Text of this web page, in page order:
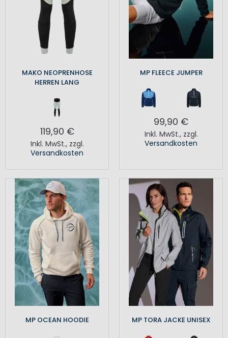
MAKO NEOPRENHOSE
HERREN LANG
119,90 €
Inkl. MwSt., zzgl.
Versandkosten
MP FLEECE JUMPER
99,90 €
Inkl. MwSt., zzgl.
Versandkosten
MP OCEAN HOODIE MP TORA JACKE UNISEX